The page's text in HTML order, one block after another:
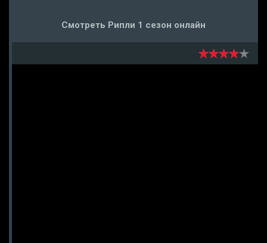
Смотреть Рипли 1 сезон онлайн